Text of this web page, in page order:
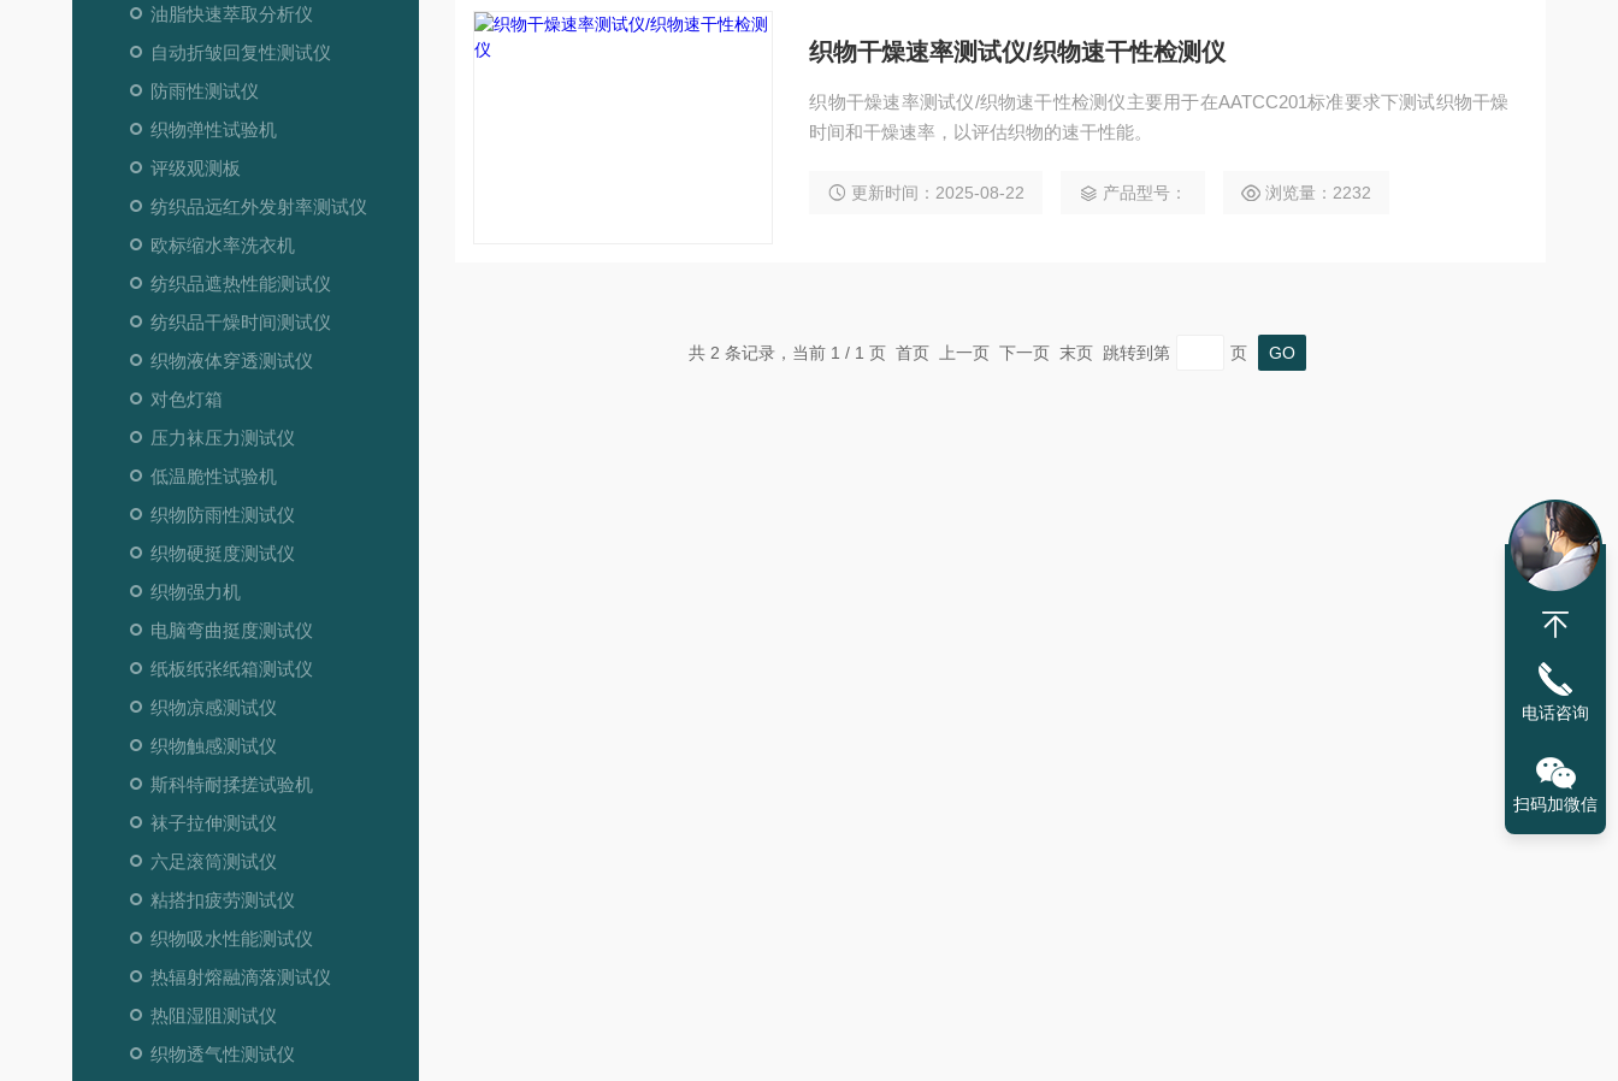
油脂快速萃取分析仪
自动折皱回复性测试仪
防雨性测试仪
织物弹性试验机
评级观测板
纺织品远红外发射率测试仪
欧标缩水率洗衣机
纺织品遮热性能测试仪
纺织品干燥时间测试仪
织物液体穿透测试仪
对色灯箱
压力袜压力测试仪
低温脆性试验机
织物防雨性测试仪
织物硬挺度测试仪
织物强力机
电脑弯曲挺度测试仪
纸板纸张纸箱测试仪
织物凉感测试仪
织物触感测试仪
斯科特耐揉搓试验机
袜子拉伸测试仪
六足滚筒测试仪
粘搭扣疲劳测试仪
织物吸水性能测试仪
热辐射熔融滴落测试仪
热阻湿阻测试仪
织物透气性测试仪
织物干燥速率测试仪/织物速干性检测仪
织物干燥速率测试仪/织物速干性检测仪主要用于在AATCC201标准要求下测试织物干燥
时间和干燥速率，以评估织物的速干性能。
更新时间：2025-08-22 产品型号： 浏览量：2232
共 2 条记录，当前 1 / 1 页 首页 上一页 下一页 末页 跳转到第 页
电话咨询
扫码加微信